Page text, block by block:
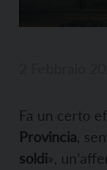
Fa un certo
Provincia ,
soldi»,